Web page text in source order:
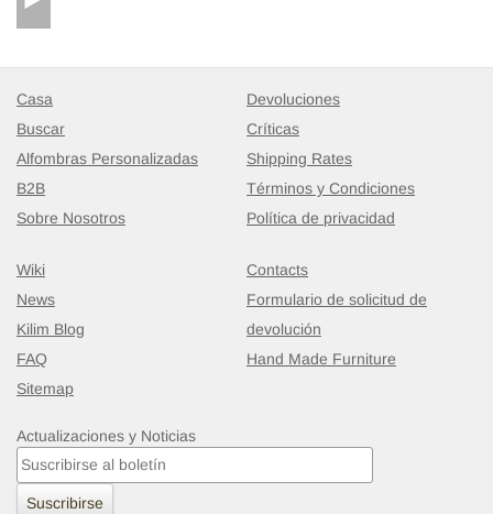
Casa
Buscar
Alfombras Personalizadas
B2B
Sobre Nosotros
Devoluciones
Críticas
Shipping Rates
Términos y Condiciones
Política de privacidad
Wiki
News
Kilim Blog
FAQ
Sitemap
Contacts
Formulario de solicitud de
devolución
Hand Made Furniture
Actualizaciones y Noticias
Suscribirse